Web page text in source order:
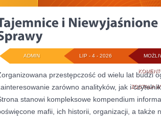
ZOSTAŁA
LIP - 4 - 2026
ADMIN
przestępczość od wielu lat budzi
zarówno analityków, jak i
stanowi kompleksowe kompendium
mafii, ich historii, organizacji, a także